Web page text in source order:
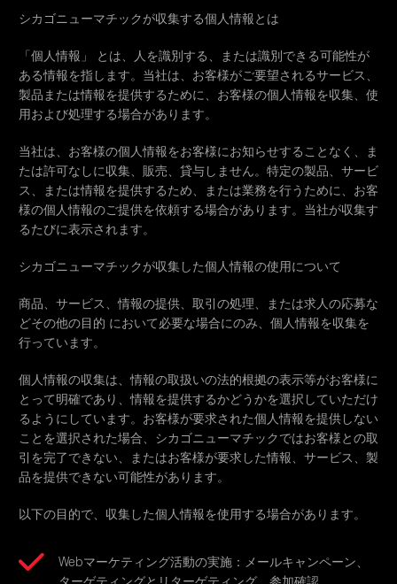
シカゴニューマチックが収集する個人情報とは
「個人情報」 とは、人を識別する、または識別できる可能性が
ある情報を指します。当社は、お客様がご要望されるサービス、
製品または情報を提供するために、お客様の個人情報を収集、使
用および処理する場合があります。
当社は、お客様の個人情報をお客様にお知らせすることなく、ま
たは許可なしに収集、販売、貸与しません。特定の製品、サービ
ス、または情報を提供するため、または業務を行うために、お客
様の個人情報のご提供を依頼する場合があります。当社が収集す
るたびに表示されます。
シカゴニューマチックが収集した個人情報の使用について
商品、サービス、情報の提供、取引の処理、または求人の応募な
どその他の目的 において必要な場合にのみ、個人情報を収集を
行っています。
個人情報の収集は、情報の取扱いの法的根拠の表示等がお客様に
とって明確であり、情報を提供するかどうかを選択していただけ
るようにしています。お客様が要求された個人情報を提供しない
ことを選択された場合、シカゴニューマチックではお客様との取
引を完了できない、またはお客様が要求した情報、サービス、製
品を提供できない可能性があります。
以下の目的で、収集した個人情報を使用する場合があります。
Webマーケティング活動の実施：メールキャンペーン、